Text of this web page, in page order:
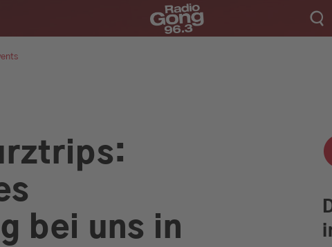
Münchens Beste
Empfang
bei uns in